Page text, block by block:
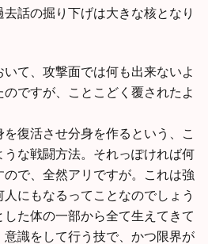
話の掘り下げは大きな核となり
て、攻撃面では何も出来ないよ
ですが、ことこどく覆されたよ
復活させ分身を作るという、こ
な戦闘方法。それっぽければ何
で、全然アリですが。これは強
にもなるってことなのでしょう
た体の一部から全て生えてきて
識をして行う技で、かつ限界が